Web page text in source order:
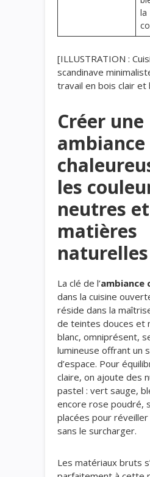
la
[ILLUSTRATION :
scandinave
travail en bois clair
Créer une
ambiance
les
neutres
matières
naturelles
La clé de l’ambiance
dans la cuisine
réside dans la
de teintes douces et
blanc, omniprésent,
lumineuse offrant un
d’espace. Pour
claire, on ajoute des
pastel : vert sauge,
encore rose poudré,
placées pour réveiller
sans le surcharger.
Les matériaux bruts